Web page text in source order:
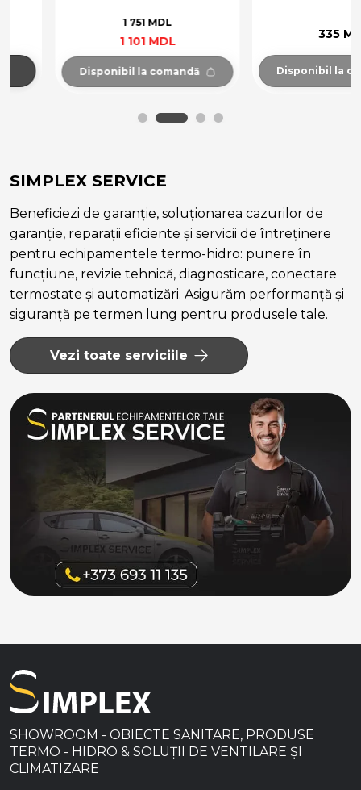
1 751 MDL
1 101 MDL
Disponibil la comandă
335 MDL
Disponibil la comandă
SIMPLEX SERVICE
Beneficiezi de garanție, soluționarea cazurilor de
garanție, reparații eficiente și servicii de întreținere
pentru echipamentele termo-hidro: punere în
funcțiune, revizie tehnică, diagnosticare, conectare
termostate și automatizări. Asigurăm performanță și
siguranță pe termen lung pentru produsele tale.
Vezi toate serviciile
SHOWROOM - OBIECTE SANITARE, PRODUSE
TERMO - HIDRO & SOLUȚII DE VENTILARE ȘI
CLIMATIZARE